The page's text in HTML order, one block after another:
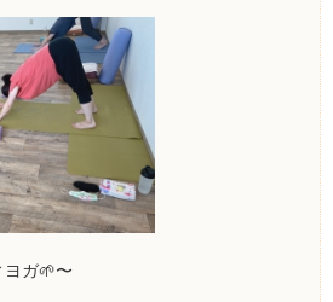
ヨガ🌱〜